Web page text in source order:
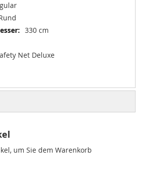
330 cm
Net Deluxe
um Sie dem Warenkorb